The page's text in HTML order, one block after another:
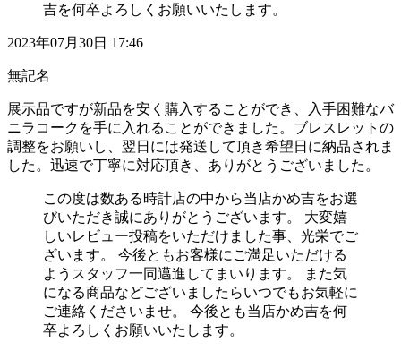
吉を何卒よろしくお願いいたします。
2023年07月30日 17:46
無記名
展示品ですが新品を安く購入することができ、入手困難なバ
ニラコークを手に入れることができました。ブレスレットの
調整をお願いし、翌日には発送して頂き希望日に納品されま
した。迅速で丁寧に対応頂き、ありがとうございました。
この度は数ある時計店の中から当店かめ吉をお選
びいただき誠にありがとうございます。 大変嬉
しいレビュー投稿をいただけました事、光栄でご
ざいます。 今後ともお客様にご満足いただける
ようスタッフ一同邁進してまいります。 また気
になる商品などございましたらいつでもお気軽に
ご連絡くださいませ。 今後とも当店かめ吉を何
卒よろしくお願いいたします。